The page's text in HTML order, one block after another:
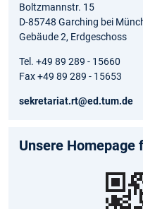
Boltzmannstr. 15
D-85748 Garching bei
Gebäude 2, Erdgeschoss
Tel. +49 89 289 - 15660
Fax +49 89 289 - 15653
sekretariat.rt@ed.tum.de
Unsere Homepage